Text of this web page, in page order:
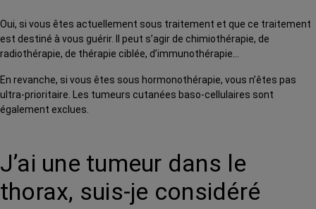
Oui, si vous êtes actuellement sous traitement et que ce traitement
est destiné à vous guérir. Il peut s’agir de chimiothérapie, de
radiothérapie, de thérapie ciblée, d’immunothérapie…
En revanche, si vous êtes sous hormonothérapie, vous n’êtes pas
ultra-prioritaire. Les tumeurs cutanées baso-cellulaires sont
également exclues.
J’ai une tumeur dans le
thorax, suis-je considéré